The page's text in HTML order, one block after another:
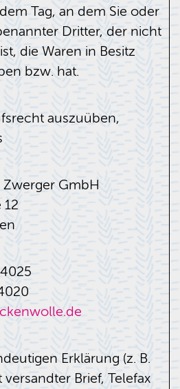
Tag, an dem Sie oder
Dritter, der nicht
die Waren in Besitz
bzw. hat.
auszuüben,
GmbH
12
Erklärung (z. B.
Brief, Telefax